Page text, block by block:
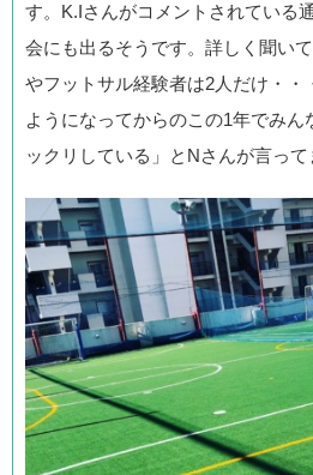
す。K.Iさんがコメントされている
会にも出るそうです。詳しく聞い
やフットサル経験者は2人だけ・・
ようになってからのこの1年でみ
ックリしている」とNさんが言って